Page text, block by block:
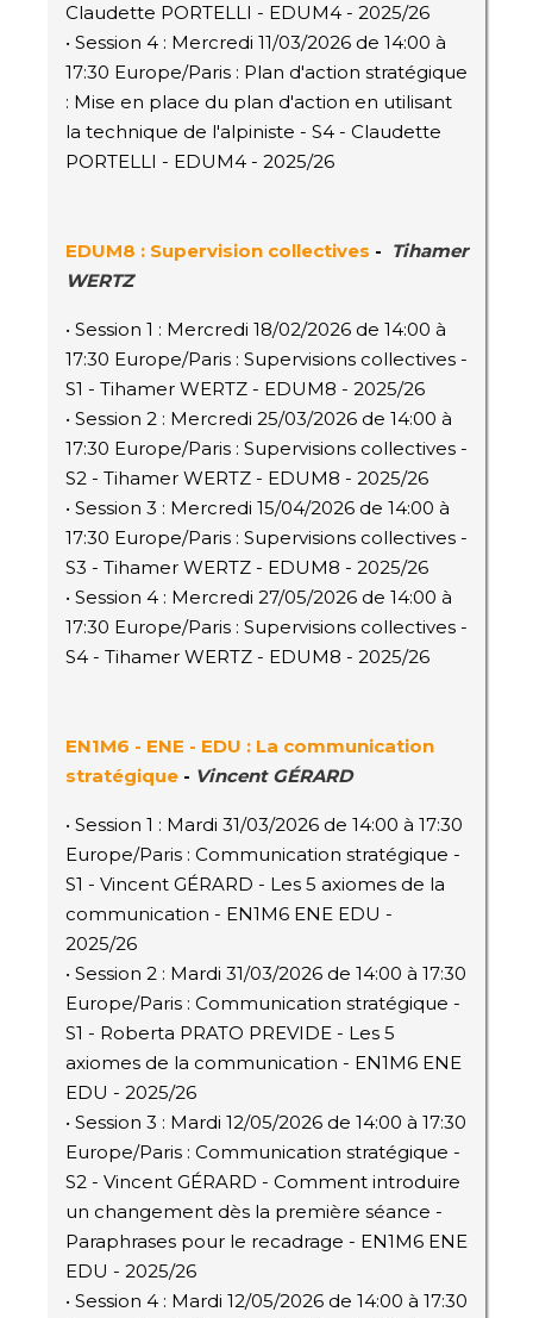
Claudette PORTELLI - EDUM4 - 2025/26
• Session 4 : Mercredi 11/03/2026 de 14:00 à
17:30 Europe/Paris : Plan d'action stratégique
: Mise en place du plan d'action en utilisant
la technique de l'alpiniste - S4 - Claudette
PORTELLI - EDUM4 - 2025/26
EDUM8 : Supervision collectives - Tihamer
WERTZ
• Session 1 : Mercredi 18/02/2026 de 14:00 à
17:30 Europe/Paris : Supervisions collectives -
S1 - Tihamer WERTZ - EDUM8 - 2025/26
• Session 2 : Mercredi 25/03/2026 de 14:00 à
17:30 Europe/Paris : Supervisions collectives -
S2 - Tihamer WERTZ - EDUM8 - 2025/26
• Session 3 : Mercredi 15/04/2026 de 14:00 à
17:30 Europe/Paris : Supervisions collectives -
S3 - Tihamer WERTZ - EDUM8 - 2025/26
• Session 4 : Mercredi 27/05/2026 de 14:00 à
17:30 Europe/Paris : Supervisions collectives -
S4 - Tihamer WERTZ - EDUM8 - 2025/26
EN1M6 - ENE - EDU : La communication
stratégique - Vincent GÉRARD
• Session 1 : Mardi 31/03/2026 de 14:00 à 17:30
Europe/Paris : Communication stratégique -
S1 - Vincent GÉRARD - Les 5 axiomes de la
communication - EN1M6 ENE EDU -
2025/26
• Session 2 : Mardi 31/03/2026 de 14:00 à 17:30
Europe/Paris : Communication stratégique -
S1 - Roberta PRATO PREVIDE - Les 5
axiomes de la communication - EN1M6 ENE
EDU - 2025/26
• Session 3 : Mardi 12/05/2026 de 14:00 à 17:30
Europe/Paris : Communication stratégique -
S2 - Vincent GÉRARD - Comment introduire
un changement dès la première séance -
Paraphrases pour le recadrage - EN1M6 ENE
EDU - 2025/26
• Session 4 : Mardi 12/05/2026 de 14:00 à 17:30